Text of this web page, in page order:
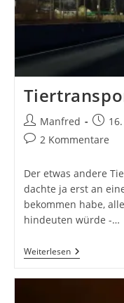
Beitrags-
Autor:
Manfred
Beitrag
Beitrags-
2 Kommentare
Der etwas andere
dachte ja erst an
bekommen habe,
hindeuten würde -…
Weiterlesen
Im